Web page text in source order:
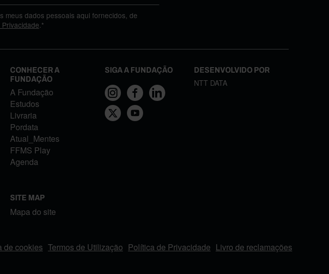
meus dados pessoais aqui fornecidos, de
.*
CONHECER A
FUNDAÇÃO
A Fundação
Estudos
Livraria
Pordata
Atual_Mentes
FFMS Play
Agenda
SITE MAP
Mapa do site
SIGA A FUNDAÇÃO DESENVOLVIDO POR
NTT DATA
MENU
de cookies Termos de Utilização Política de Privacidade Livro de reclamações